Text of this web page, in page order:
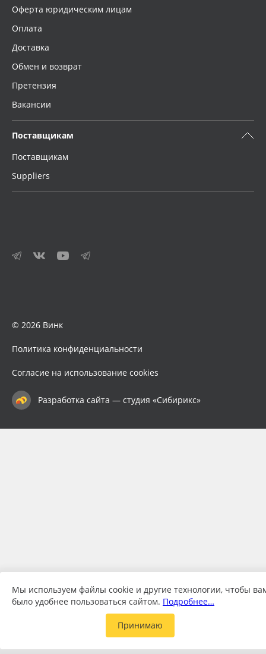
Оферта юридическим лицам
Оплата
Доставка
Обмен и возврат
Претензия
Вакансии
Поставщикам
Поставщикам
Suppliers
© 2026 Винк
Политика конфиденциальности
Согласие на использование cookies
Разработка сайта — студия «Сибирикс»
Мы используем файлы cookie и другие технологии, чтобы
было удобнее пользоваться сайтом. Подробнее…
Принимаю